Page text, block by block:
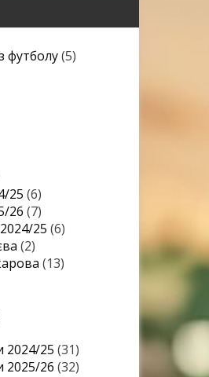
футболу(5)
25 (6)
26 (7)
25 (6)
(2)
(13)
2024/25 (31)
2025/26 (32)